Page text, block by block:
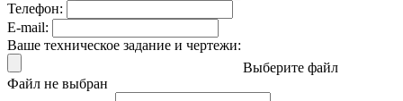
Телефон:
E-mail:
Ваше техническое задание и чертежи:
Выберите файл
Файл не выбран